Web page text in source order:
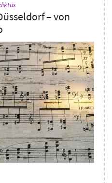
– von